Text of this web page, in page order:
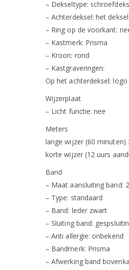
– Dekseltype:
– Achterdeksel: het
– Ring op de voorkant:
– Kastmerk: Prisma
– Kroon: rond
– Kastgraveringen:
Op het achterdeksel:
Wijzerplaat
– Licht functie: nee
Meters
lange wijzer (60 minuten)
korte wijzer (12 uurs
Band
– Maat aansluiting band:
– Type: standaard
– Band: leder zwart
– Sluiting band:
– Anti allergie: onbekend
– Bandmerk: Prisma
– Afwerking band